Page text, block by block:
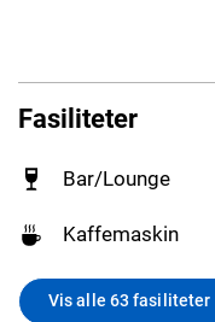
Fasiliteter
Bar/Lounge
Kaffemaskin
Vis alle 63 fasiliteter